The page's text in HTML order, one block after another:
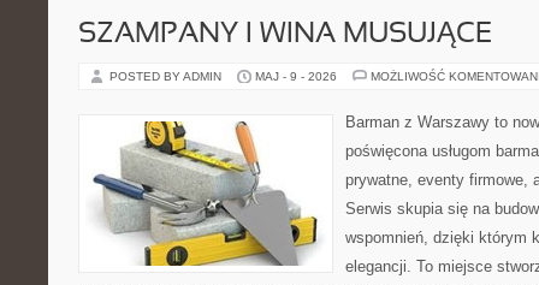
SZAMPANY I WINA MUSUJĄCE
POSTED BY ADMIN MAJ - 9 - 2026 MOŻLIWOŚĆ
Barman z Warszawy to
poświęcona usługom
prywatne, eventy firmowe,
Serwis skupia się na
wspomnień, dzięki którym
elegancji. To miejsce